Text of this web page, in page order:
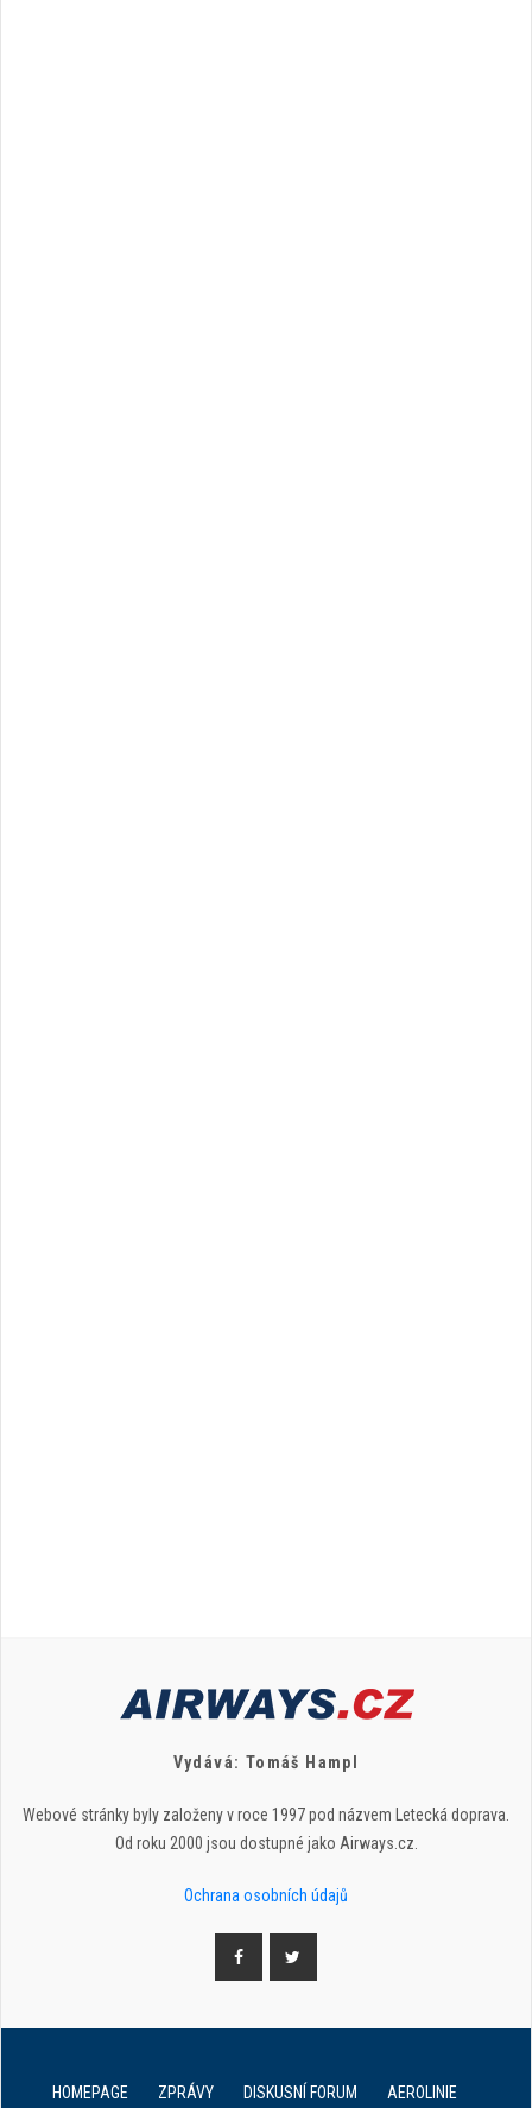
Vydává: Tomáš Hampl
Webové stránky byly založeny v roce 1997 pod názvem Letecká doprava.
Od roku 2000 jsou dostupné jako Airways.cz.
Ochrana osobních údajů
HOMEPAGE ZPRÁVY DISKUSNÍ FORUM AEROLINIE